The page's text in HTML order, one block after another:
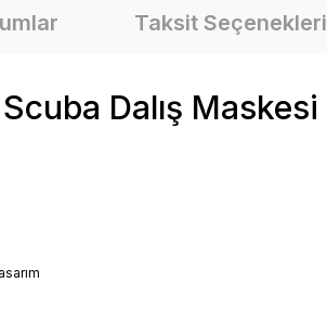
Taksit Seçenekleri
Dalış Maskesi